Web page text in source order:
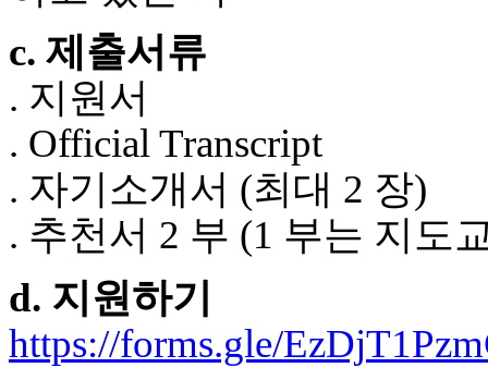
클
DOMCLUB
돔
클
럽
DOMCLUB.top
유
c. 제출서류
. 지원서
. Official Transcript
. 자기소개서 (최대 2 장)
. 추천서 2 부 (1 부는 지도
d. 지원하기
https://forms.gle/